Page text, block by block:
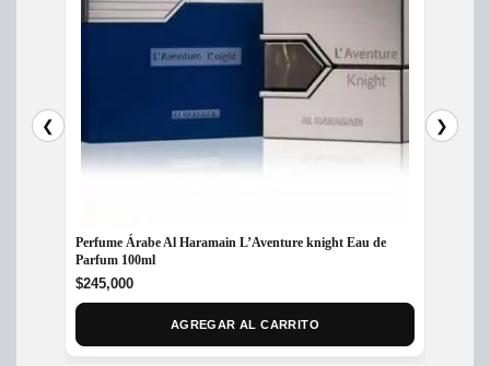
❮
Perfume Árabe Al Haramain L’Aventure knight Eau de
Parfum 100ml
$245,000
AGREGAR AL CARRITO
❯